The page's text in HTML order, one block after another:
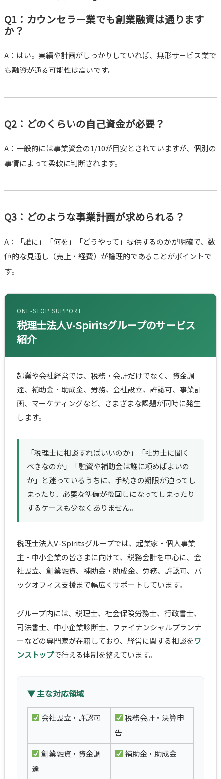
Q1：カウンセラー業でも創業融資は通ります
か？
A：はい。実績や計画がしっかりしていれば、無形サービス業で
も融資が通る可能性は高いです。
Q2：どのくらいの自己資金が必要？
A：一般的には事業資金の1/10が目安とされていますが、個別の
事情によって柔軟に判断されます。
Q3：どのような事業計画が求められる？
A：「誰に」「何を」「どうやって」提供するのかが明確で、数
値的な見通し（売上・経費）が論理的であることがポイントで
す。
ONE-STOP SUPPORT
税理士法人V-Spiritsグループのサービス
紹介
起業や会社経営では、税務・会計だけでなく、資金調
達、補助金・助成金、労務、会社設立、許認可、事業計
画、マーケティングなど、さまざまな課題が同時に発生
します。
「税理士に相談すればいいのか」「社労士に聞く
べきなのか」「融資や補助金は誰に頼めばよいの
か」と迷っているうちに、手続きの期限が迫ってし
まったり、必要な準備が後回しになってしまったり
するケースも少なくありません。
税理士法人V-Spiritsグループでは、起業家・個人事業
主・中小企業の皆さまに向けて、税務会計を中心に、会
社設立、創業融資、補助金・助成金、労務、許認可、バ
ックオフィス支援まで幅広くサポートしています。
グループ内には、税理士、社会保険労務士、行政書士、
司法書士、中小企業診断士、ファイナンシャルプランナ
ーなどの専門家が在籍しており、経営に関する相談をワ
ンストップで行える体制を整えています。
▼ 主な対応領域
会社設立・許認可
税務会計・決算申
告
創業融資・資金調
達
補助金・助成金